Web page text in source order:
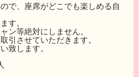
で、座席がどこでも楽しめる自
す。
ン等絶対にしません。
引させていただきます。
致します。